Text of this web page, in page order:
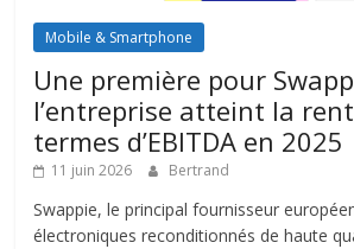
Mobile & Smartphone
Une première pour
l’entreprise atteint la
termes d’EBITDA en 2025
11 juin 2026 Bertrand
Swappie, le principal fournisseur
électroniques reconditionnés de haute